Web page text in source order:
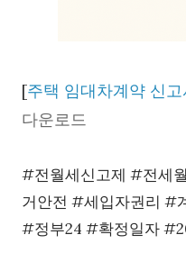
[주택 임대차계약 신고
다운로드
#전월세신고제 #전세
거안전 #세입자권리 #
#정부24 #확정일자